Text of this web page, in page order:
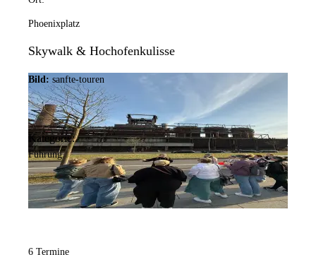
Phoenixplatz
Skywalk & Hochofenkulisse
Bild: sanfte-touren
Kategorie:
Führung
6 Termine